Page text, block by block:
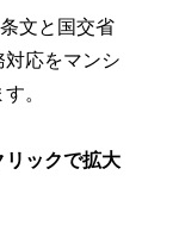
文と国交省
対応をマンシ
。
ックで拡大